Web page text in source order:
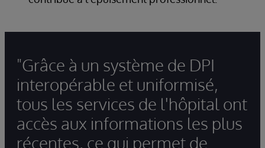
"Grâce à un système de DPI
interopérable et uniformisé,
tous les services de l'hôpital ont
accès aux informations les plus
récentes, ce qui permet de